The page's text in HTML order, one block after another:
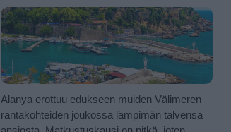
Alanya erottuu edukseen muiden Välimeren
rantakohteiden joukossa lämpimän talvensa